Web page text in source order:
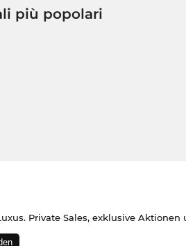
più popolari
Private Sales, exklusive